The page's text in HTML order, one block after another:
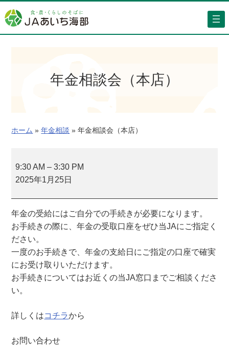
容
を
年金相談会（本店）
ホーム » 年金相談 » 年金相談会（本店）
金
相
（
本
店
9:30 AM –3:30 PM
2025年1月25日
年金の受給にはご自分での手続きが必要になります。
お手続きの際に、年金の受取口座をぜひ当JAにご指定く
ださい。
一度のお手続きで、年金の支給日にご指定の口座で確実
にお受け取りいただけます。
お手続きについてはお近くの当JA窓口までご相談くださ
い。
詳しくはコチラから
お問い合わせ